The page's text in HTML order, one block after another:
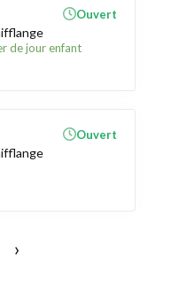
de jour enfant
Ouvert
Ouvert
›